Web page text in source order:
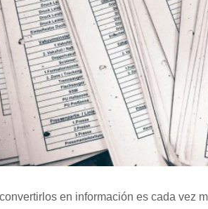
en información es cada vez